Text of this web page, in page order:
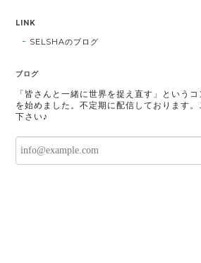
LINK
SELSHAのブログ
ブログ
「皆さんと一緒に世界を捉え直す」という
を始めました。不定期に配信しております
下さい♪